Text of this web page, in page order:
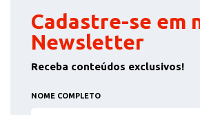
Cadastre-se em
Newsletter
Receba conteúdos exclusivos!
NOME COMPLETO